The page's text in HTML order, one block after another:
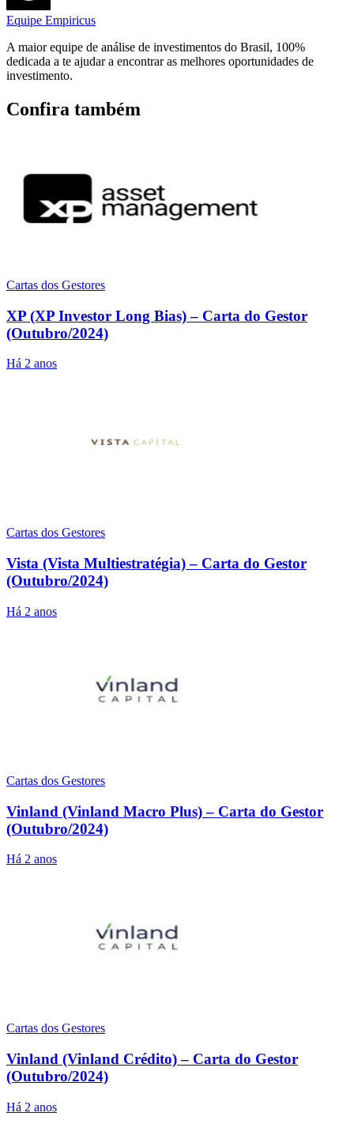
Equipe Empiricus
A maior equipe de análise de investimentos do Brasil, 100%
dedicada a te ajudar a encontrar as melhores oportunidades de
investimento.
Confira também
Cartas dos Gestores
XP (XP Investor Long Bias) – Carta do Gestor
(Outubro/2024)
Há 2 anos
Cartas dos Gestores
Vista (Vista Multiestratégia) – Carta do Gestor
(Outubro/2024)
Há 2 anos
Cartas dos Gestores
Vinland (Vinland Macro Plus) – Carta do Gestor
(Outubro/2024)
Há 2 anos
Cartas dos Gestores
Vinland (Vinland Crédito) – Carta do Gestor
(Outubro/2024)
Há 2 anos